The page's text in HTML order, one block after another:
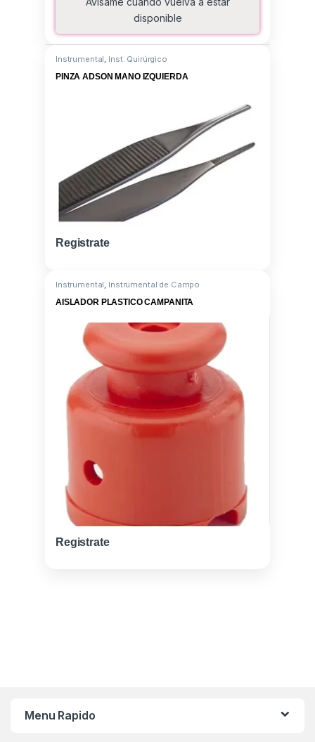
disponible
Instrumental, Inst. Quirúrgico
PINZA ADSON MANO IZQUIERDA
Registrate
Instrumental, Instrumental de Campo
AISLADOR PLASTICO CAMPANITA
Registrate
Menu Rapido